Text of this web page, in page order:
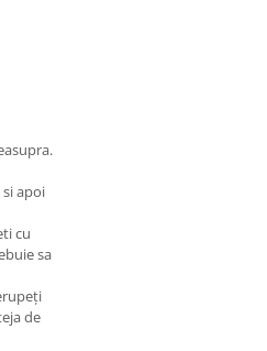
apoi
cu
sa
de